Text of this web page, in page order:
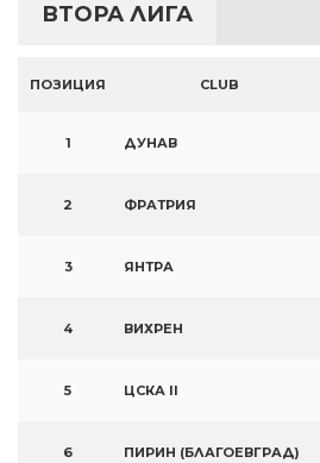
ВТОРА ЛИГА
ПОЗИЦИЯ CLUB
1 ДУНАВ
2 ФРАТРИЯ
3 ЯНТРА
4 ВИХРЕН
5 ЦСКА II
6 ПИРИН (БЛАГОЕВГРАД)